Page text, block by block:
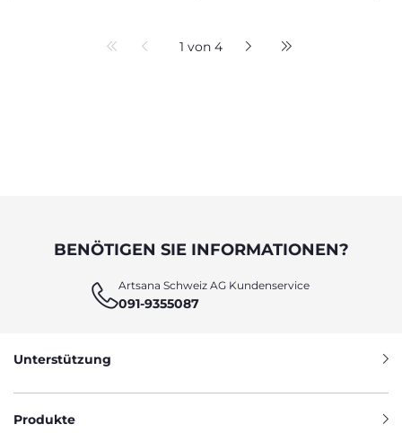
1 von 4
BENÖTIGEN SIE INFORMATIONEN?
Artsana Schweiz AG Kundenservice
091-9355087
Unterstützung
Produkte